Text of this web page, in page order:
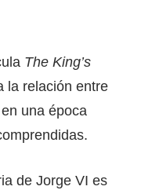
The King’s
la relación entre
una época
de Jorge VI es